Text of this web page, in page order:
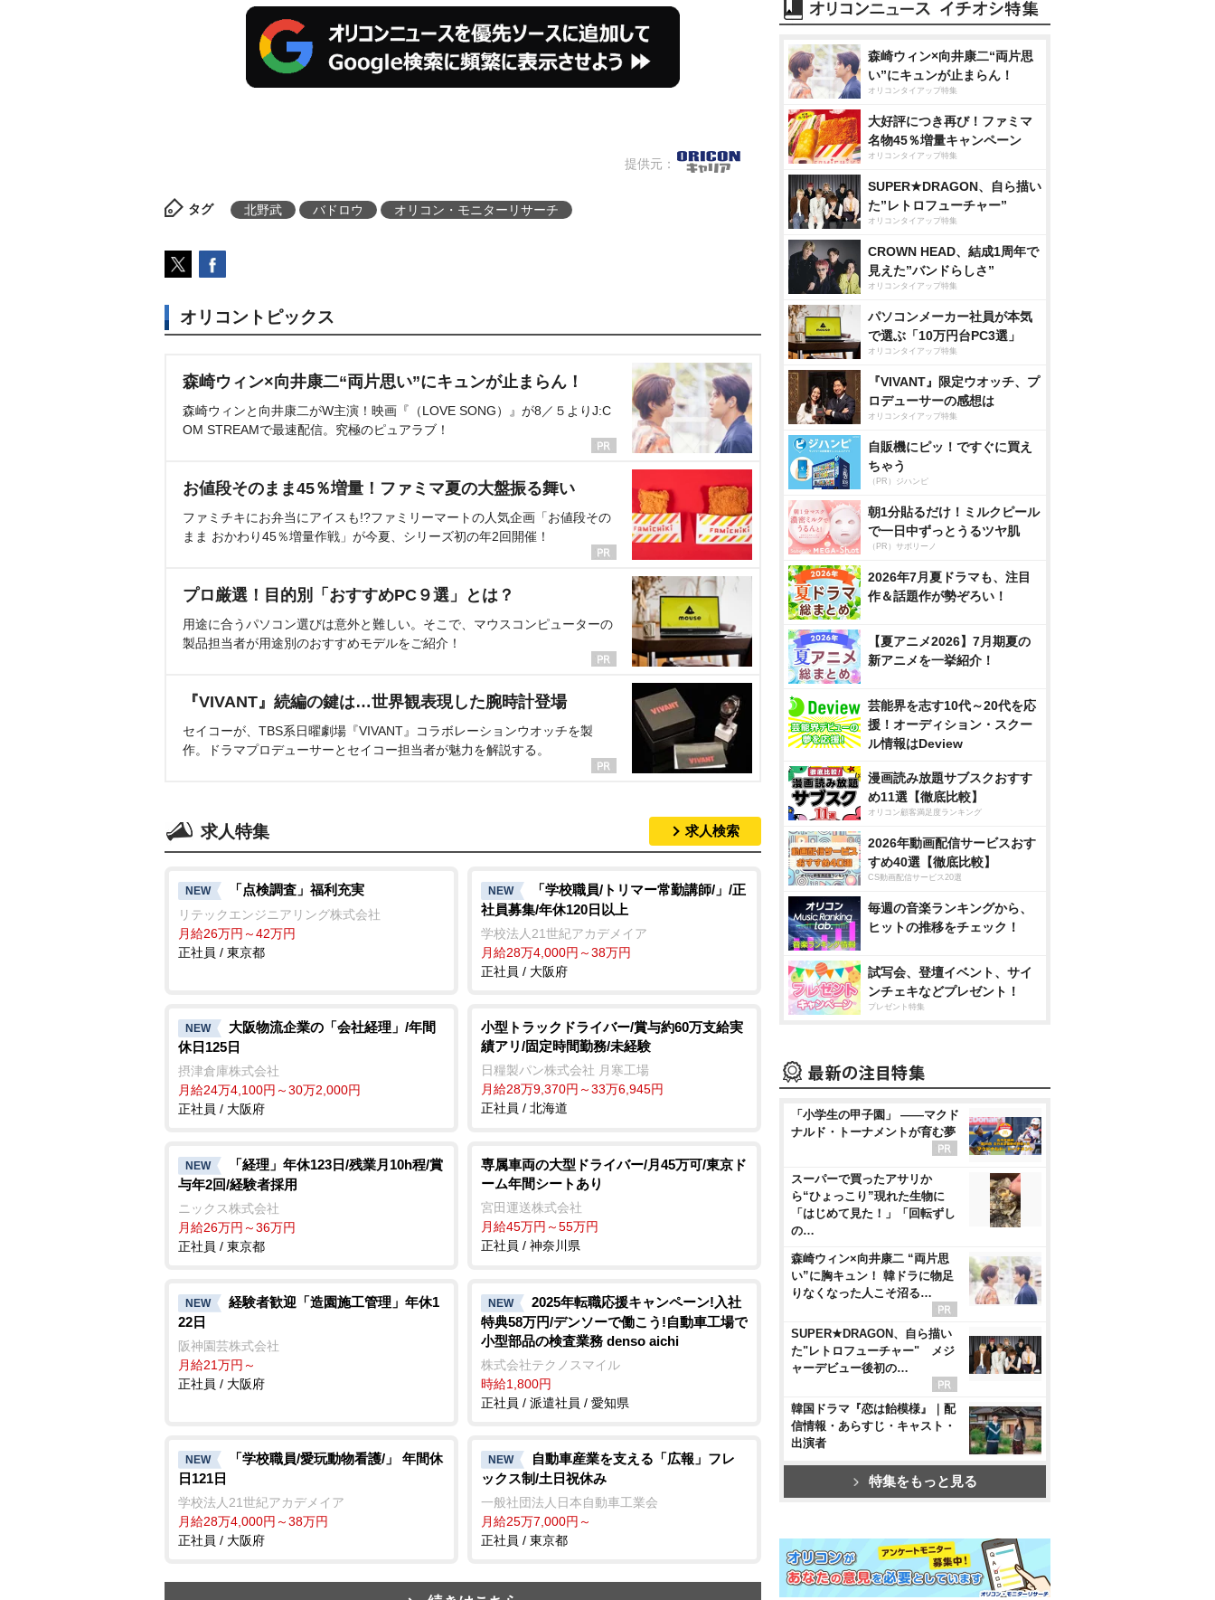
提供元：
タグ 北野武 バドロウ オリコン・モニターリサーチ
オリコントピックス
森崎ウィン×向井康二“両片思い”にキュンが止まらん！
森崎ウィンと向井康二がW主演！映画『（LOVE SONG）』が8／５よりJ:C
OM STREAMで最速配信。究極のピュアラブ！
お値段そのまま45％増量！ファミマ夏の大盤振る舞い
ファミチキにお弁当にアイスも!?ファミリーマートの人気企画「お値段その
まま おかわり45％増量作戦」が今夏、シリーズ初の年2回開催！
プロ厳選！目的別「おすすめPC９選」とは？
用途に合うパソコン選びは意外と難しい。そこで、マウスコンピューターの
製品担当者が用途別のおすすめモデルをご紹介！
『VIVANT』続編の鍵は…世界観表現した腕時計登場
セイコーが、TBS系日曜劇場『VIVANT』コラボレーションウオッチを製
作。ドラマプロデューサーとセイコー担当者が魅力を解説する。
求人特集 求人検索
NEW 「点検調査」福利充実
リテックエンジニアリング株式会社
月給26万円～42万円
正社員 / 東京都
NEW
「学校職員/トリマー常勤講師/」/正
社員募集/年休120日以上
学校法人21世紀アカデメイア
月給28万4,000円～38万円
正社員 / 大阪府
NEW
大阪物流企業の「会社経理」/年間
休日125日
摂津倉庫株式会社
月給24万4,100円～30万2,000円
正社員 / 大阪府
小型トラックドライバー/賞与約60万支給実
績アリ/固定時間勤務/未経験
日糧製パン株式会社 月寒工場
月給28万9,370円～33万6,945円
正社員 / 北海道
NEW
「経理」年休123日/残業月10h程/賞
与年2回/経験者採用
ニックス株式会社
月給26万円～36万円
正社員 / 東京都
専属車両の大型ドライバー/月45万可/東京ド
ーム年間シートあり
宮田運送株式会社
月給45万円～55万円
正社員 / 神奈川県
NEW
経験者歓迎「造園施工管理」年休1
22日
阪神園芸株式会社
月給21万円～
正社員 / 大阪府
NEW
2025年転職応援キャンペーン!入社
特典58万円/デンソーで働こう!自動車工場で
小型部品の検査業務 denso aichi
株式会社テクノスマイル
時給1,800円
正社員 / 派遣社員 / 愛知県
NEW
「学校職員/愛玩動物看護/」 年間休
日121日
学校法人21世紀アカデメイア
月給28万4,000円～38万円
正社員 / 大阪府
NEW
自動車産業を支える「広報」フレ
ックス制/土日祝休み
一般社団法人日本自動車工業会
月給25万7,000円～
正社員 / 東京都
森崎ウィン×向井康二“両片思
い”にキュンが止まらん！
オリコンタイアップ特集
大好評につき再び！ファミマ
名物45％増量キャンペーン
オリコンタイアップ特集
SUPER★DRAGON、自ら描い
た”レトロフューチャー”
オリコンタイアップ特集
CROWN HEAD、結成1周年で
見えた”バンドらしさ”
オリコンタイアップ特集
パソコンメーカー社員が本気
で選ぶ「10万円台PC3選」
オリコンタイアップ特集
『VIVANT』限定ウオッチ、プ
ロデューサーの感想は
オリコンタイアップ特集
自販機にピッ！ですぐに買え
ちゃう
（PR）ジハンピ
朝1分貼るだけ！ミルクピール
で一日中ずっとうるツヤ肌
（PR）サボリーノ
2026年7月夏ドラマも、注目
作＆話題作が勢ぞろい！
【夏アニメ2026】7月期夏の
新アニメを一挙紹介！
芸能界を志す10代～20代を応
援！オーディション・スクー
ル情報はDeview
漫画読み放題サブスクおすす
め11選【徹底比較】
オリコン顧客満足度ランキング
2026年動画配信サービスおす
すめ40選【徹底比較】
CS動画配信サービス20選
毎週の音楽ランキングから、
ヒットの推移をチェック！
試写会、登壇イベント、サイ
ンチェキなどプレゼント！
プレゼント特集
「小学生の甲子園」 ――マクド
ナルド・トーナメントが育む夢
スーパーで買ったアサリか
ら“ひょっこり”現れた生物に
「はじめて見た！」「回転ずし
の…
森崎ウィン×向井康二 “両片思
い”に胸キュン！ 韓ドラに物足
りなくなった人こそ沼る…
SUPER★DRAGON、自ら描い
た"レトロフューチャー" メジ
ャーデビュー後初の…
韓国ドラマ『恋は飴模様』｜配
信情報・あらすじ・キャスト・
出演者
特集をもっと見る